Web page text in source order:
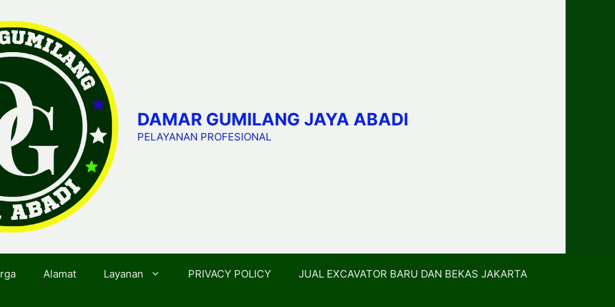
DAMAR GUMILANG JAYA ABADI
PELAYANAN PROFESIONAL
Alamat Layanan PRIVACY POLICY JUAL EXCAVATOR BARU DAN BEKAS JAKARTA